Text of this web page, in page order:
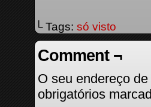
└ Tags: só visto
Comment ¬
O seu endereço
obrigatórios